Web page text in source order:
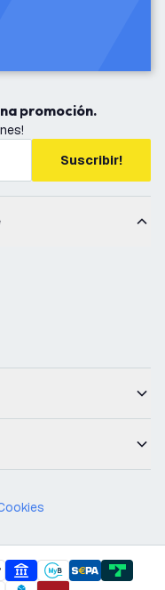
promoción.
Suscribir!